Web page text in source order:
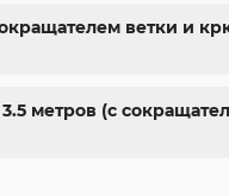
ветки и
метров (с